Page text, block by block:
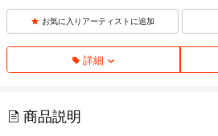
お気に入りアーティストに追加
詳細
商品説明